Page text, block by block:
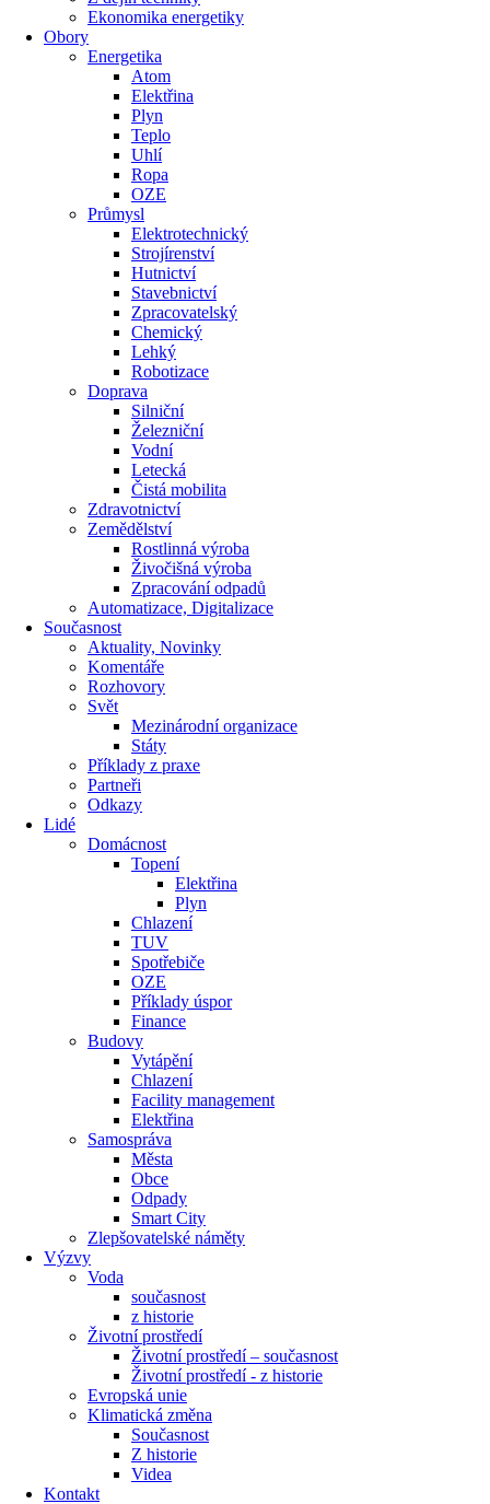
Ekonomika energetiky
Obory
Energetika
Atom
Elektřina
Plyn
Teplo
Uhlí
Ropa
OZE
Průmysl
Elektrotechnický
Strojírenství
Hutnictví
Stavebnictví
Zpracovatelský
Chemický
Lehký
Robotizace
Doprava
Silniční
Železniční
Vodní
Letecká
Čistá mobilita
Zdravotnictví
Zemědělství
Rostlinná výroba
Živočišná výroba
Zpracování odpadů
Automatizace, Digitalizace
Současnost
Aktuality, Novinky
Komentáře
Rozhovory
Svět
Mezinárodní organizace
Státy
Příklady z praxe
Partneři
Odkazy
Lidé
Domácnost
Topení
Elektřina
Plyn
Chlazení
TUV
Spotřebiče
OZE
Příklady úspor
Finance
Budovy
Vytápění
Chlazení
Facility management
Elektřina
Samospráva
Města
Obce
Odpady
Smart City
Zlepšovatelské náměty
Výzvy
Voda
současnost
z historie
Životní prostředí
Životní prostředí – současnost
Životní prostředí ​- z historie
Evropská unie
Klimatická změna
Současnost
Z historie
Videa
Kontakt